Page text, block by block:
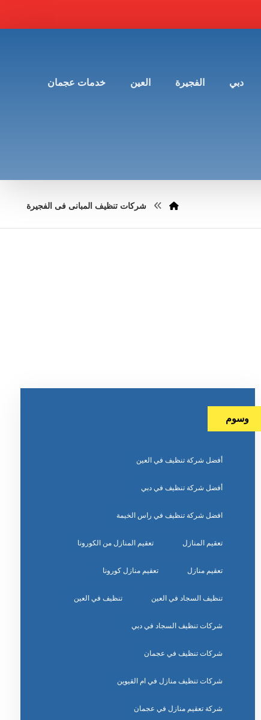
دبي الفجيرة العين خدمات عجمان
شركات تنظيف المبانى فى الفجيرة
وسوم
أفضل شركة تنظيف في العين
أفضل شركة تنظيف في دبي
افضل شركة تنظيف في راس الخيمة
تعقيم المنازل تعقيم المنازل من الكورونا
تعقيم منازل تعقيم منازل كورونا
تنظيف السجاد في العين تنظيف في العين
شركات تنظيف السجاد في دبي
شركات تنظيف في عجمان
شركات تنظيف منازل في ام القيوين
شركة تعقيم منازل في عجمان